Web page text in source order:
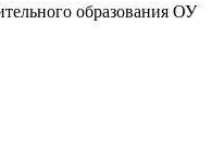
образования ОУ